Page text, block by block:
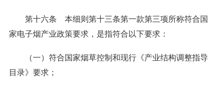
第十六条 本细则第十三条第一款第三项所称符合国
家电子烟产业政策要求，是指符合以下要求：
（一）符合国家烟草控制和现行《产业结构调整指导
目录》要求；